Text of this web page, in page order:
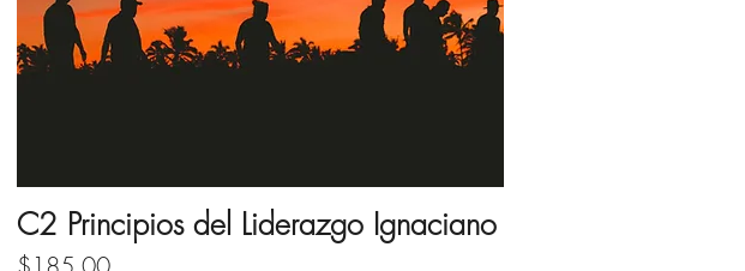
C2 Principios del Liderazgo Ignaciano
Price